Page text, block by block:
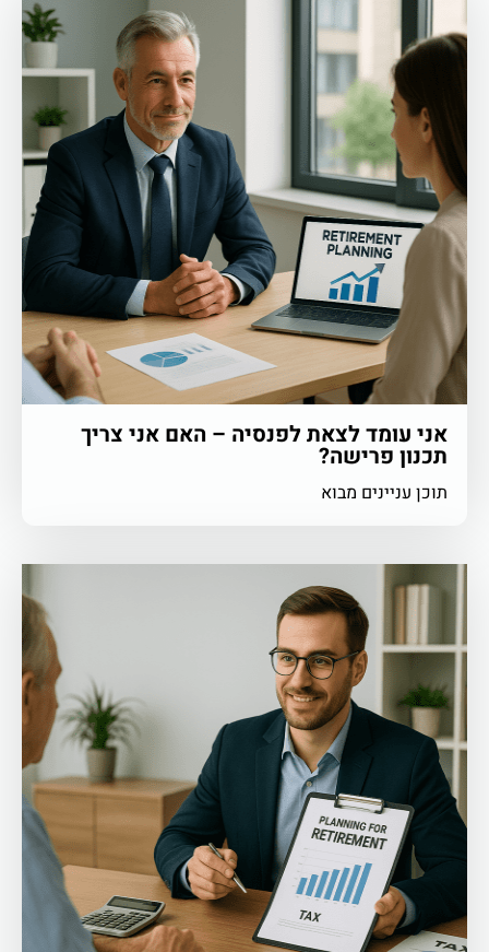
אני עומד לצאת לפנסיה – האם אני צריך
תכנון פרישה?
תוכן עניינים מבוא